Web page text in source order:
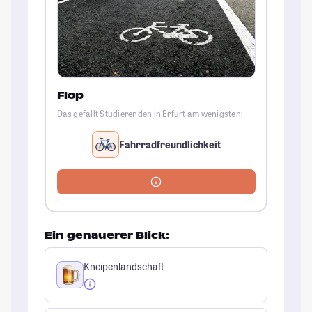
Flop
Das gefällt Studierenden in Erfurt am wenigsten:
Fahrradfreundlichkeit
Ein genauerer Blick:
Kneipenlandschaft